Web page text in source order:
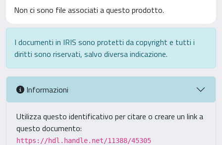
Non ci sono file associati a questo prodotto.
I documenti in IRIS sono protetti da copyright e tutti i
diritti sono riservati, salvo diversa indicazione.
Informazioni
Utilizza questo identificativo per citare o creare un link a
questo documento:
https://hdl.handle.net/11388/45305